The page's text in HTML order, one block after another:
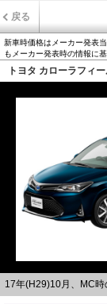
戻る
新車時価格はメーカー発表
もメーカー発表時の情報に基
トヨタ カローラフィ
17年(H29)10月、MC